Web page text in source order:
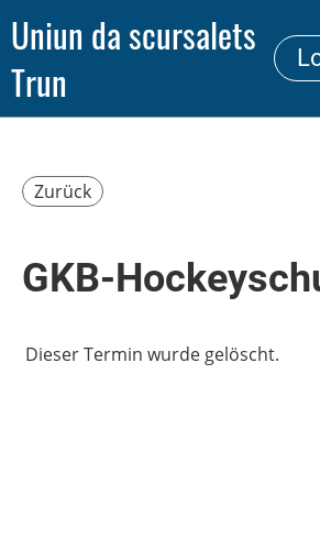
Uniun da scursalets
Trun
Zurück
GKB-
Dieser Termin wurde gelöscht.